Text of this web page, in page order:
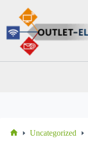
inhoud
Uncategorized